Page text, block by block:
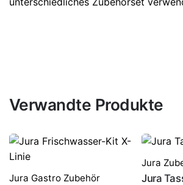
Verwandte Produkte
Jura Gastro Zubehör
Jura
Jura